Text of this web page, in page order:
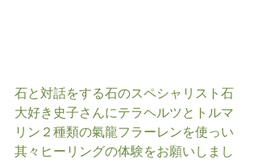
石と対話をする石のスペシャリスト石
大好き史子さんにテラヘルツとトルマ
リン２種類の氣龍フラーレンを使っい
其々ヒーリングの体験をお願いしまし